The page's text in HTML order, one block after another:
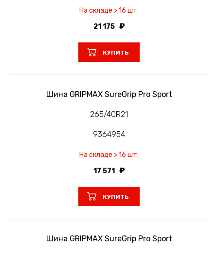
На складе > 16 шт.
21 175
КУПИТЬ
Шина GRIPMAX SureGrip Pro Sport
265/40R21
9364954
На складе > 16 шт.
17 571
КУПИТЬ
Шина GRIPMAX SureGrip Pro Sport